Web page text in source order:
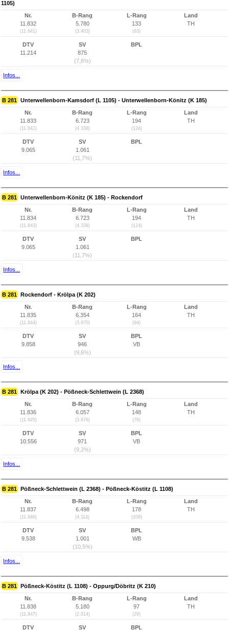
1105)
Nr.
11.832
(11.841)
B-Rang
5.780
(3.403)
L-Rang
133
(63)
Land
TH
DTV
11.214
SV
875
(7,8%)
BPL
Infos...
B 281 Unterwellenborn-Kamsdorf (L 1105) - Unterwellenborn-Könitz (K 185)
Nr.
11.833
(11.842)
B-Rang
6.723
(4.338)
L-Rang
194
(124)
Land
TH
DTV
9.065
SV
1.061
(11,7%)
BPL
Infos...
B 281 Unterwellenborn-Könitz (K 185) - Rockendorf
Nr.
11.834
(11.843)
B-Rang
6.723
(4.338)
L-Rang
194
(124)
Land
TH
DTV
9.065
SV
1.061
(11,7%)
BPL
Infos...
B 281 Rockendorf - Krölpa (K 202)
Nr.
11.835
(11.844)
B-Rang
6.354
(3.970)
L-Rang
164
(94)
Land
TH
DTV
9.858
SV
946
(9,6%)
BPL
VB
Infos...
B 281 Krölpa (K 202) - Pößneck-Schlettwein (L 2368)
Nr.
11.836
(11.845)
B-Rang
6.057
(3.676)
L-Rang
148
(78)
Land
TH
DTV
10.556
SV
971
(9,2%)
BPL
VB
Infos...
B 281 Pößneck-Schlettwein (L 2368) - Pößneck-Köstitz (L 1108)
Nr.
11.837
(11.846)
B-Rang
6.498
(4.114)
L-Rang
178
(108)
Land
TH
DTV
9.538
SV
1.001
(10,5%)
BPL
WB
Infos...
B 281 Pößneck-Köstitz (L 1108) - Oppurg/Döbritz (K 210)
Nr.
11.838
(11.847)
B-Rang
5.180
(2.814)
L-Rang
97
(29)
Land
TH
DTV
SV
BPL